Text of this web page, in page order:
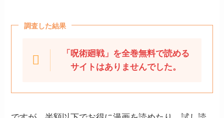
調査した結果
「呪術廻戦」を全巻無料で読める
サイトはありませんでした。